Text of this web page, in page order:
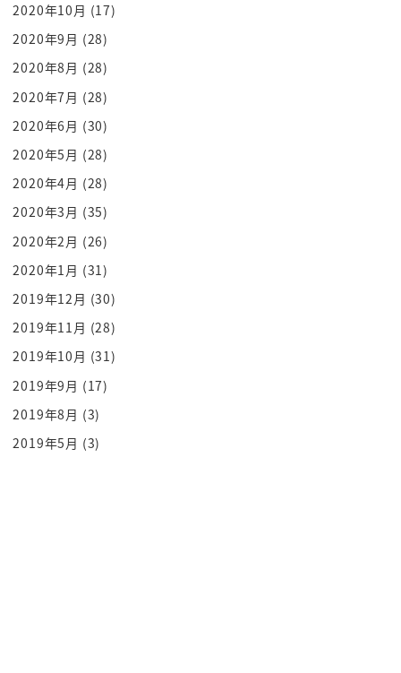
話を聞いてその仕事をさあすごい頑張っ
てるじゃないですか
最近なり何をしたんでしょそれって私出来
ませんよすごいなーってここですよね
頑張ったことに対してすごいなーっていう
ことですね示してあげることによっていい
人大と思うんですよね
1共感と称賛でいい人と思うのですね
これがポイントなんですけれどもその
さらに手前の交換のシグナルっていうここ
も今回覚えていただきたい
見させていただいたんですけどもこのこの
授業ではですねなんとその聞く力で基本的
に言われること一歩手前からも始まってる
よこれが fbi 式ここ面白いです
人は話を聞く前に人の顔を見ているんです
2020年10月 (17)
2020年9月 (28)
2020年8月 (28)
2020年7月 (28)
2020年6月 (30)
2020年5月 (28)
2020年4月 (28)
2020年3月 (35)
2020年2月 (26)
2020年1月 (31)
2019年12月 (30)
2019年11月 (28)
2019年10月 (31)
2019年9月 (17)
2019年8月 (3)
2019年5月 (3)